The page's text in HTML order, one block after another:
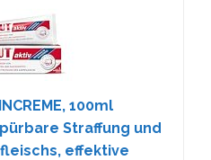
100ml
Straffung und
effektive